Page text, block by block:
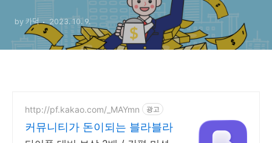
by 카덕 2023. 10. 9.
http://pf.kakao.com/_MAYmn 광고
커뮤니티가 돈이되는 블라블라